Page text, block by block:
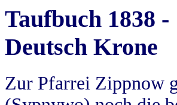
Taufbuch 1838
Deutsch Krone
Zur Pfarrei Zippnow